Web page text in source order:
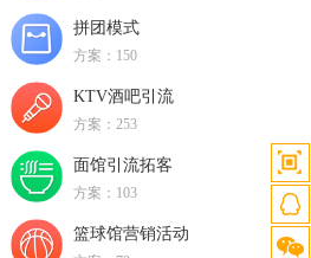
拼团模式
方案：150
KTV酒吧引流
方案：253
面馆引流拓客
方案：103
篮球馆营销活动 客服